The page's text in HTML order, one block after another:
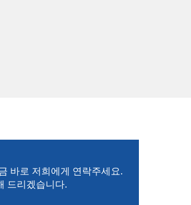
바로 저희에게 연락주세요.
드리겠습니다.